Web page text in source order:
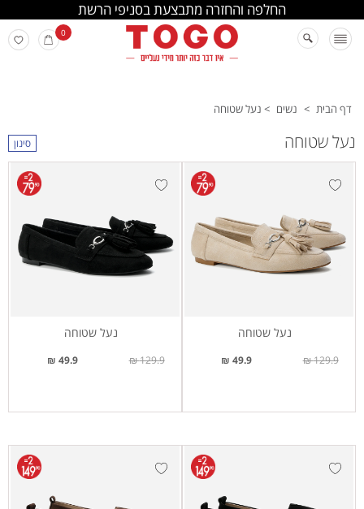
החלפה והחזרה מתבצעת בסניפי הרשת
0
דף הבית > נשים > נעל שטוחה
נעל שטוחה סינון
נעל שטוחה
49.9 ₪ 129.9 ₪
נעל שטוחה
49.9 ₪ 129.9 ₪